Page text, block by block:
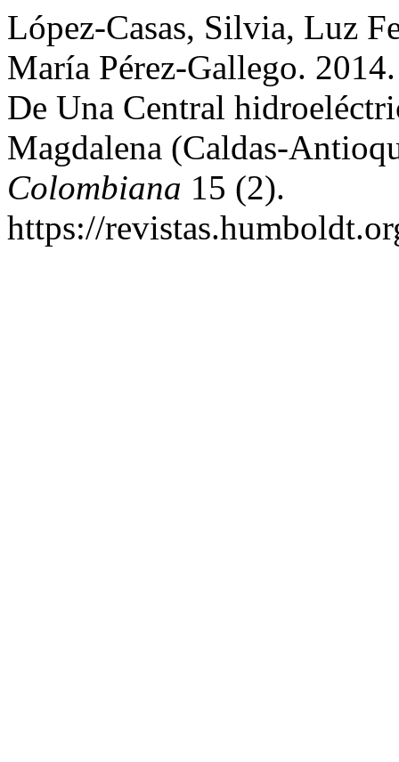
López-Casas, Silvia, Luz
María Pérez-Gallego.
De Una Central
Magdalena (Caldas-
Colombiana 15 (2).
https://